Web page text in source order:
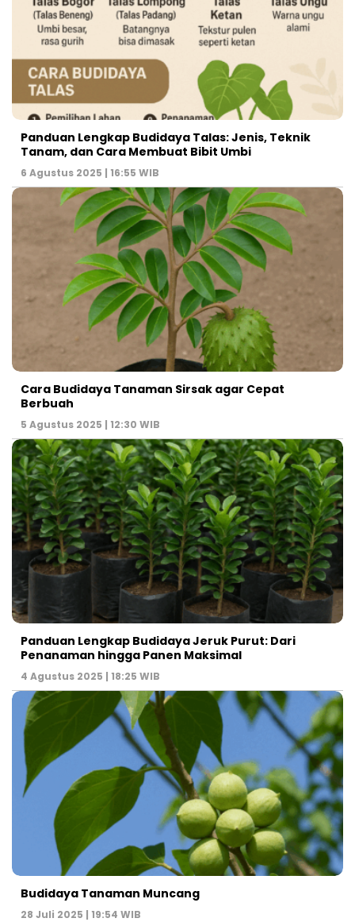
Panduan Lengkap Budidaya Talas: Jenis, Teknik
Tanam, dan Cara Membuat Bibit Umbi
6 Agustus 2025 | 16:55 WIB
Cara Budidaya Tanaman Sirsak agar Cepat
Berbuah
5 Agustus 2025 | 12:30 WIB
Panduan Lengkap Budidaya Jeruk Purut: Dari
Penanaman hingga Panen Maksimal
4 Agustus 2025 | 18:25 WIB
Budidaya Tanaman Muncang
28 Juli 2025 | 19:54 WIB